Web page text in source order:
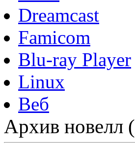
Dreamcast
Famicom
Blu-ray Player
Linux
Веб
Архив новелл